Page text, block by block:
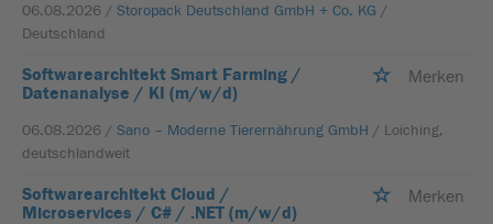
06.08.2026 / Storopack Deutschland GmbH + Co. KG /
Deutschland
Softwarearchitekt Smart Farming /
Datenanalyse / KI (m/w/d)
Merken
06.08.2026 / Sano – Moderne Tierernährung GmbH / Loiching,
deutschlandweit
Softwarearchitekt Cloud /
Microservices / C# / .NET (m/w/d)
Merken